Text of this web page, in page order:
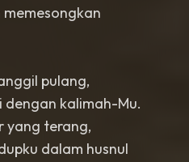
pulang,
kalimah-Mu.
yang terang,
dalam husnul